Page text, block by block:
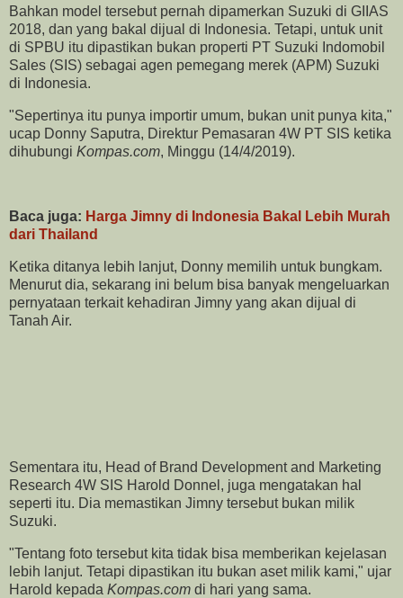
Bahkan model tersebut pernah dipamerkan Suzuki di GIIAS
2018, dan yang bakal dijual di Indonesia. Tetapi, untuk unit
di SPBU itu dipastikan bukan properti PT Suzuki Indomobil
Sales (SIS) sebagai agen pemegang merek (APM) Suzuki
di Indonesia.
"Sepertinya itu punya importir umum, bukan unit punya kita,"
ucap Donny Saputra, Direktur Pemasaran 4W PT SIS ketika
dihubungi Kompas.com, Minggu (14/4/2019).
Baca juga: Harga Jimny di Indonesia Bakal Lebih Murah
dari Thailand
Ketika ditanya lebih lanjut, Donny memilih untuk bungkam.
Menurut dia, sekarang ini belum bisa banyak mengeluarkan
pernyataan terkait kehadiran Jimny yang akan dijual di
Tanah Air.
Sementara itu, Head of Brand Development and Marketing
Research 4W SIS Harold Donnel, juga mengatakan hal
seperti itu. Dia memastikan Jimny tersebut bukan milik
Suzuki.
"Tentang foto tersebut kita tidak bisa memberikan kejelasan
lebih lanjut. Tetapi dipastikan itu bukan aset milik kami," ujar
Harold kepada Kompas.com di hari yang sama.